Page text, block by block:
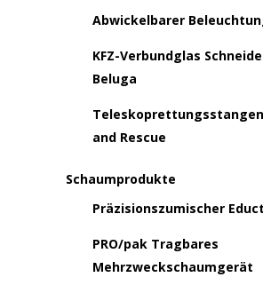
Abwickelbarer
KFZ-Verbundglas
Beluga
and Rescue
Schaumprodukte
Präzisionszumischer
PRO/pak Tragbares
Mehrzweckschaumgerät